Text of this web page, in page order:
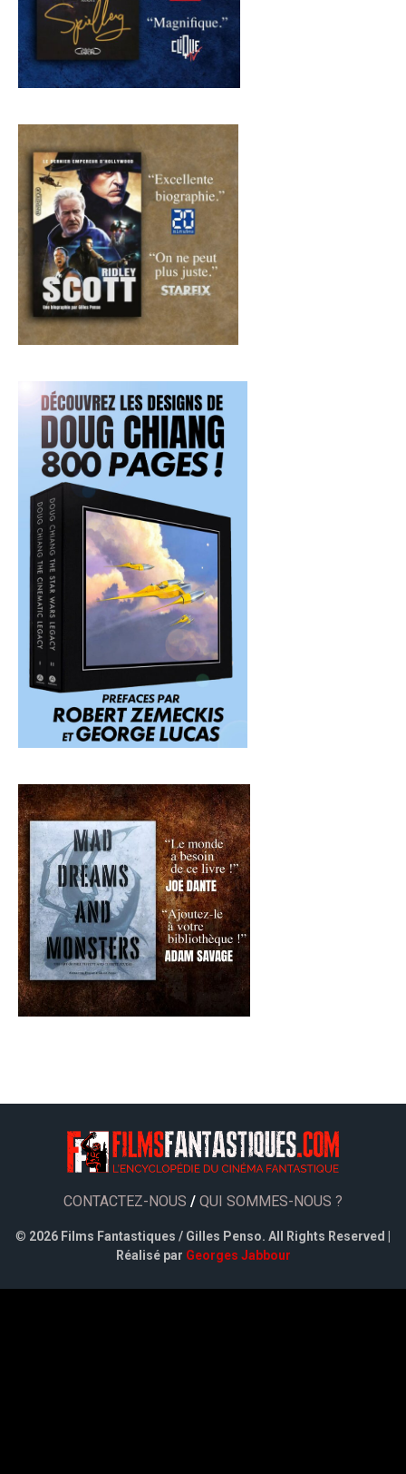
CONTACTEZ-NOUS / QUI SOMMES-NOUS ?
© 2026 Films Fantastiques / Gilles Penso. All Rights Reserved |
Réalisé par Georges Jabbour